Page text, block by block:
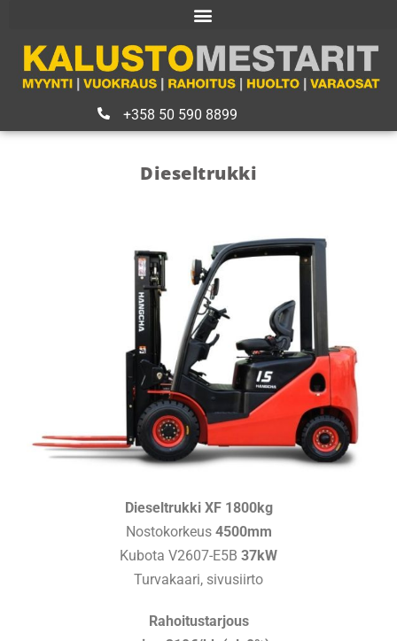
+358 50 590 8899
Dieseltrukki
Dieseltrukki XF 1800kg
Nostokorkeus 4500mm
Kubota V2607-E5B 37kW
Turvakaari, sivusiirto
Rahoitustarjous